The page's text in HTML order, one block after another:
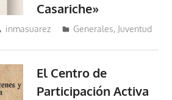
Casariche»
inmasuarez Generales, Juventud
El Centro de
Participación Activa